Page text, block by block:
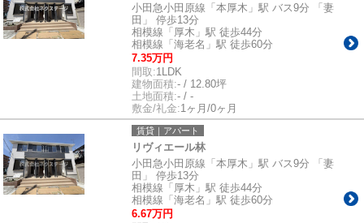
小田急小田原線「本厚木」駅 バス9分 「妻
田」 停歩13分
相模線「厚木」駅 徒歩44分
相模線「海老名」駅 徒歩60分
7.35万円
間取:1LDK
建物面積:- / 12.80坪
土地面積:- / -
敷金/礼金:1ヶ月/0ヶ月
賃貸｜アパート
リヴィエール林
小田急小田原線「本厚木」駅 バス9分 「妻
田」 停歩13分
相模線「厚木」駅 徒歩44分
相模線「海老名」駅 徒歩60分
6.67万円